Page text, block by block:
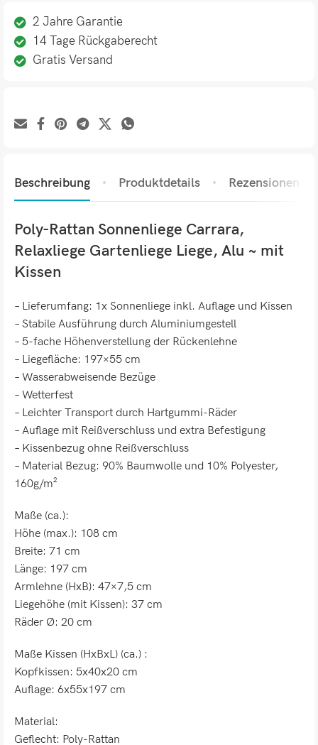
2 Jahre Garantie
14 Tage Rückgaberecht
Gratis Versand
Beschreibung Produktdetails Rezensionen (0)
Poly-Rattan Sonnenliege Carrara,
Relaxliege Gartenliege Liege, Alu ~ mit
Kissen
– Lieferumfang: 1x Sonnenliege inkl. Auflage und Kissen
– Stabile Ausführung durch Aluminiumgestell
– 5-fache Höhenverstellung der Rückenlehne
– Liegefläche: 197×55 cm
– Wasserabweisende Bezüge
– Wetterfest
– Leichter Transport durch Hartgummi-Räder
– Auflage mit Reißverschluss und extra Befestigung
– Kissenbezug ohne Reißverschluss
– Material Bezug: 90% Baumwolle und 10% Polyester,
160g/m²
Maße (ca.):
Höhe (max.): 108 cm
Breite: 71 cm
Länge: 197 cm
Armlehne (HxB): 47×7,5 cm
Liegehöhe (mit Kissen): 37 cm
Räder Ø: 20 cm
Maße Kissen (HxBxL) (ca.) :
Kopfkissen: 5x40x20 cm
Auflage: 6x55x197 cm
Material:
Geflecht: Poly-Rattan